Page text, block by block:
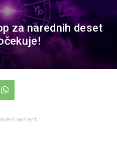
za narednih deset